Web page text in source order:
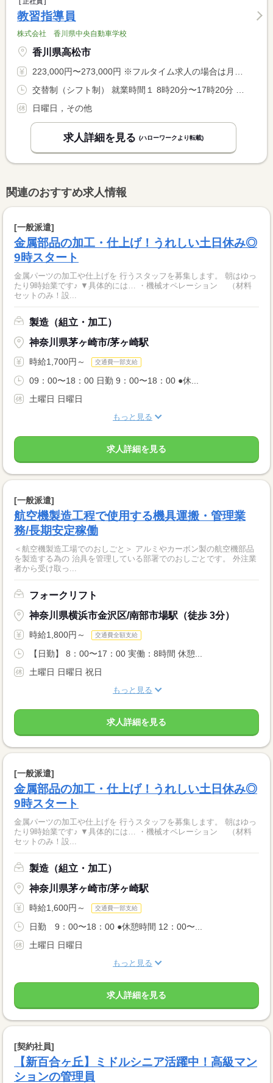
教習指導員
株式会社 香川県中央自動車学校
香川県高松市
223,000円〜273,000円 ※フルタイム求人の場合は月額（換算額）、パート求人の場合は時間額を表示しています。
日曜日，その他
求人詳細を見る (ハローワークより転載)
関連のおすすめ求人情報
[一般派遣]
金属部品の加工・仕上げ！うれしい土日休み◎
9時スタート
金属パーツの加工や仕上げを 行うスタッフを募集します。 朝はゆっ
たり9時始業です♪ ▼具体的には… ・機械オペレーション （材料
セットのみ！設...
製造（組立・加工）
神奈川県茅ヶ崎市/茅ヶ崎駅
時給1,700円～ 交通費一部支給
09：00〜18：00 日勤 9：00〜18：00 ●休...
土曜日 日曜日
もっと見る
求人詳細を見る
[一般派遣]
航空機製造工程で使用する機具運搬・管理業
務/長期安定稼働
＜航空機製造工場でのおしごと＞ アルミやカーボン製の航空機部品
を製造する為の 治具を管理している部署でのおしごとです。 外注業
者から受け取っ...
フォークリフト
神奈川県横浜市金沢区/南部市場駅（徒歩 3分）
時給1,800円～ 交通費全額支給
【日勤】 8：00〜17：00 実働：8時間 休憩...
土曜日 日曜日 祝日
もっと見る
求人詳細を見る
[一般派遣]
金属部品の加工・仕上げ！うれしい土日休み◎
9時スタート
金属パーツの加工や仕上げを 行うスタッフを募集します。 朝はゆっ
たり9時始業です♪ ▼具体的には… ・機械オペレーション （材料
セットのみ！設...
製造（組立・加工）
神奈川県茅ヶ崎市/茅ヶ崎駅
時給1,600円～ 交通費一部支給
日勤 9：00〜18：00 ●休憩時間 12：00〜...
土曜日 日曜日
もっと見る
求人詳細を見る
[契約社員]
【新百合ヶ丘】ミドルシニア活躍中！高級マン
ションの管理員